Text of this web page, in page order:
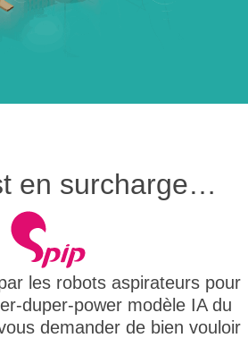
en surcharge…
les robots aspirateurs pour
duper-power modèle IA du
demander de bien vouloir